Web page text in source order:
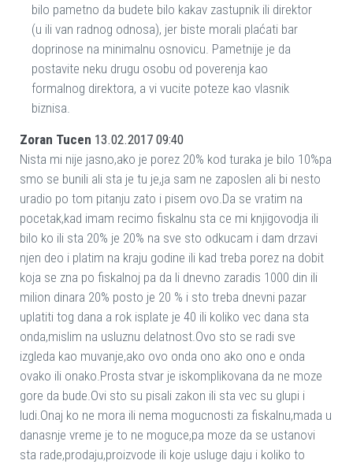
bilo pametno da budete bilo kakav zastupnik ili direktor
(u ili van radnog odnosa), jer biste morali plaćati bar
doprinose na minimalnu osnovicu. Pametnije je da
postavite neku drugu osobu od poverenja kao
formalnog direktora, a vi vucite poteze kao vlasnik
biznisa.
Zoran Tucen 13.02.2017 09:40
Nista mi nije jasno,ako je porez 20% kod turaka je bilo 10%pa
smo se bunili ali sta je tu je,ja sam ne zaposlen ali bi nesto
uradio po tom pitanju zato i pisem ovo.Da se vratim na
pocetak,kad imam recimo fiskalnu sta ce mi knjigovodja ili
bilo ko ili sta 20% je 20% na sve sto odkucam i dam drzavi
njen deo i platim na kraju godine ili kad treba porez na dobit
koja se zna po fiskalnoj pa da li dnevno zaradis 1000 din ili
milion dinara 20% posto je 20 % i sto treba dnevni pazar
uplatiti tog dana a rok isplate je 40 ili koliko vec dana sta
onda,mislim na usluznu delatnost.Ovo sto se radi sve
izgleda kao muvanje,ako ovo onda ono ako ono e onda
ovako ili onako.Prosta stvar je iskomplikovana da ne moze
gore da bude.Ovi sto su pisali zakon ili sta vec su glupi i
ludi.Onaj ko ne mora ili nema mogucnosti za fiskalnu,mada u
danasnje vreme je to ne moguce,pa moze da se ustanovi
sta rade,prodaju,proizvode ili koje usluge daju i koliko to